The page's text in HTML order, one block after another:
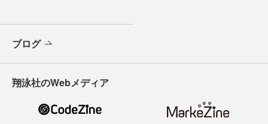
ブログ
翔泳社のWebメディア